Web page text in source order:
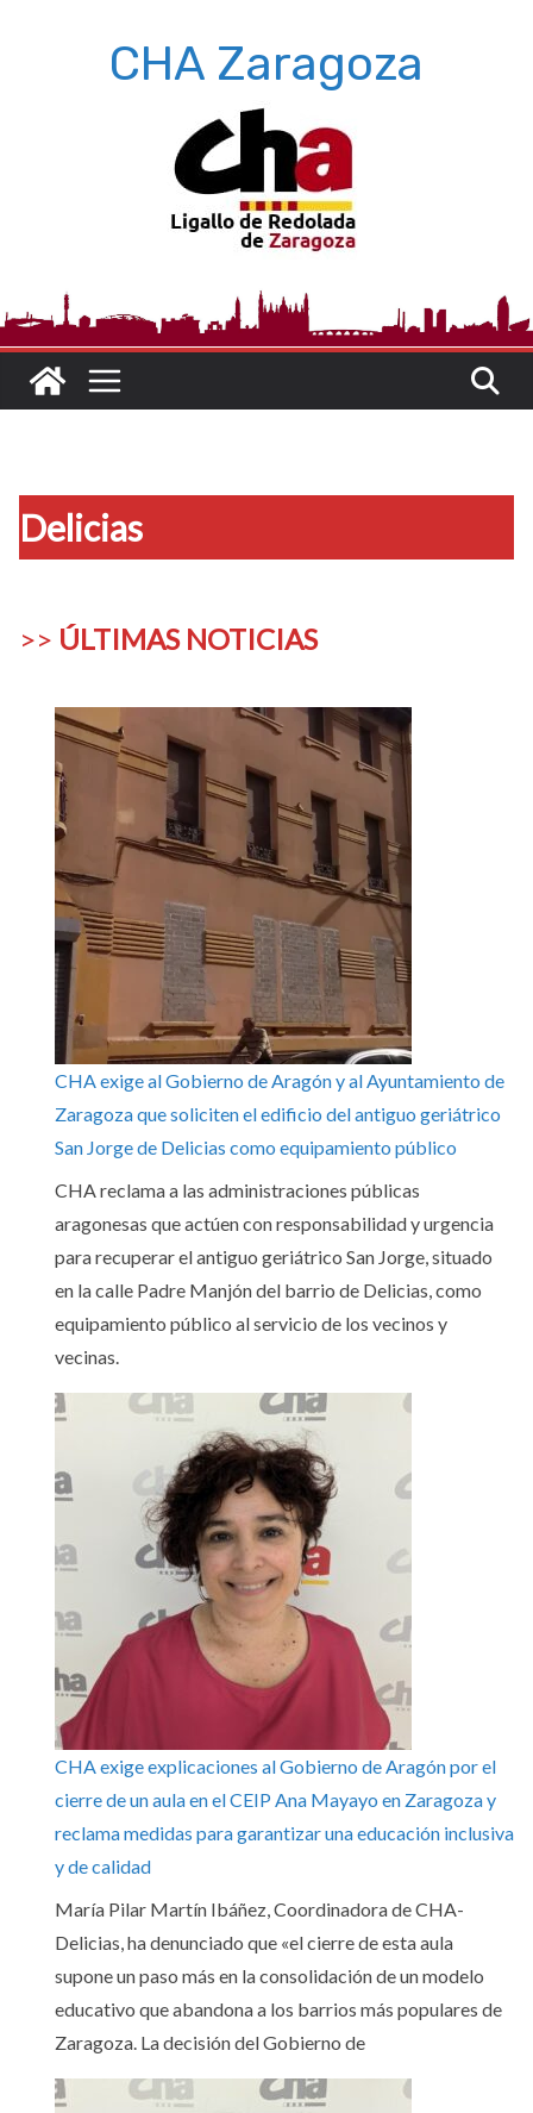
CHA Zaragoza
Delicias
>> ÚLTIMAS NOTICIAS
CHA exige al Gobierno de Aragón y al Ayuntamiento de
Zaragoza que soliciten el edificio del antiguo geriátrico
San Jorge de Delicias como equipamiento público
CHA reclama a las administraciones públicas
aragonesas que actúen con responsabilidad y urgencia
para recuperar el antiguo geriátrico San Jorge, situado
en la calle Padre Manjón del barrio de Delicias, como
equipamiento público al servicio de los vecinos y
vecinas.
CHA exige explicaciones al Gobierno de Aragón por el
cierre de un aula en el CEIP Ana Mayayo en Zaragoza y
reclama medidas para garantizar una educación inclusiva
y de calidad
María Pilar Martín Ibáñez, Coordinadora de CHA-
Delicias, ha denunciado que «el cierre de esta aula
supone un paso más en la consolidación de un modelo
educativo que abandona a los barrios más populares de
Zaragoza. La decisión del Gobierno de